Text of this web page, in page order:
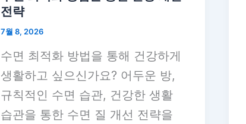
전략
7월 8, 2026
수면 최적화 방법을 통해 건강하게
생활하고 싶으신가요? 어두운 방,
규칙적인 수면 습관, 건강한 생활
습관을 통한 수면 질 개선 전략을